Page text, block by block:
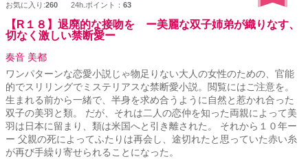
お気に入り:260 24h.ポイント： 63
【R１８】退廃的な接吻を ー美麗な双子姉弟が織りなす、
切なく激しい禁断愛ー
奏音 美都
ワンパターンな恋愛小説じゃ物足りない大人の女性のための、官能
的でスリリングでミステリアスな禁断愛小説。閲覧にはご注意を。
生まれる前から一緒で、半身を求め合うように自然と惹かれ合った
双子の美羽と類。 だが、それは二人の恋仲を知った両親によって美
羽は日本に留まり、類は米国へと引き離された。 それから１０年ー
ー 父親の死によってふたりは再会し、途切れたと思っていた赤い糸
が再び手繰り寄せられることになった。